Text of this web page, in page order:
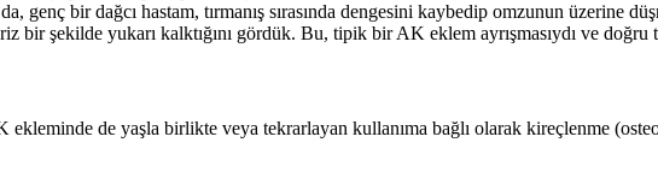
genç bir dağcı hastam, tırmanış sırasında dengesini kaybedip omzunun üzerine
bir şekilde yukarı kalktığını gördük. Bu, tipik bir AK eklem ayrışmasıydı ve doğru
ekleminde de yaşla birlikte veya tekrarlayan kullanıma bağlı olarak kireçlenme